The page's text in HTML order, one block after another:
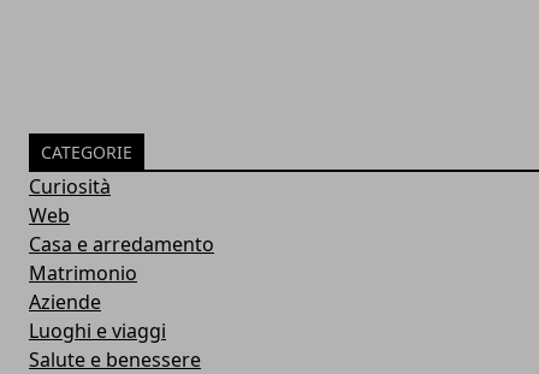
CATEGORIE
Curiosità
Web
Casa e arredamento
Matrimonio
Aziende
Luoghi e viaggi
Salute e benessere